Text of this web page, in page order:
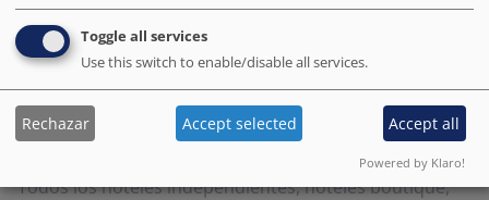
visible en Barcelona.org.
Los visitantes descubrirán su hotel y se pondrán
en contacto con usted directamente, sin
intermediarios.
Todos los hoteles independientes, hoteles boutique,
Toggle all services
Use this switch to enable/disable all services.
Rechazar Accept selected Accept all
Powered by Klaro!